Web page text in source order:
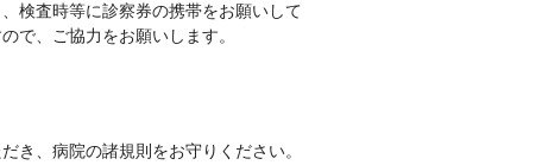
検査時等に診察券の携帯をお願いして
で、ご協力をお願いします。
き、病院の諸規則をお守りください。